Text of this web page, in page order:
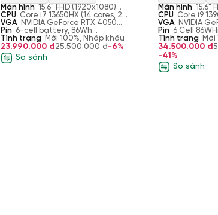
GeForce RTX 4050 6GB, Màn
15.6’’ FHD)
8GB, DDR5,
4800MT/s
M.2 2280
PCIe
Màn hình 15.6" FHD (1920x1080)
165Hz, 3ms, sRGB-100%,
ComfortViewPlus, NVIDIA G-SYNC
CPU Core i7 13650HX (14 cores, 20
threads, up to 4.90 GHz Turbo
Boost Max, 24 MB Cache)
VGA
NVIDIA GeForce RTX 4050
6GB
Pin 6-cell battery, 86Wh
(integrated)
Tình trạng Mới 100%, Nhập khẩu
23.990.000 đ25.500.000 đ-6%
So sánh
GeForce RTX
15.6’’ FHD)
4800MHz,
Max 32GB
SDRAM
Màn hình 15.6"
165Hz, 3ms,
SYNC+DDS
CPU Core i9
32 threads, up
Boost Max, 36
VGA
NVIDIA
8GB
Pin 6 Cell
Tình trạng
Mới
34.500.000 đ
-41%
So sánh